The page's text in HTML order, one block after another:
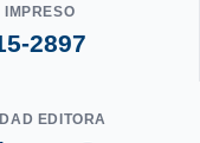
IMPRESO
2897
EDITORA